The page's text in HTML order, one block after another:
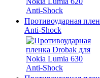
Противоударная
Anti-Shock